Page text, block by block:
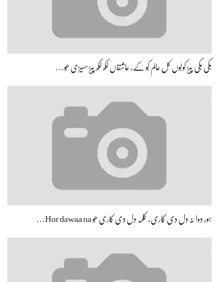
ہِکی ہِکی پیڑ کولُوں کُل عالم کُو کے، عاشقاں لکھ لکھ پیڑ سہیڑی ھُو…
ہور دوا نہ دِل دِی کاری، کلمہ دِل دِی کاری ھُو Hor dawaa na…